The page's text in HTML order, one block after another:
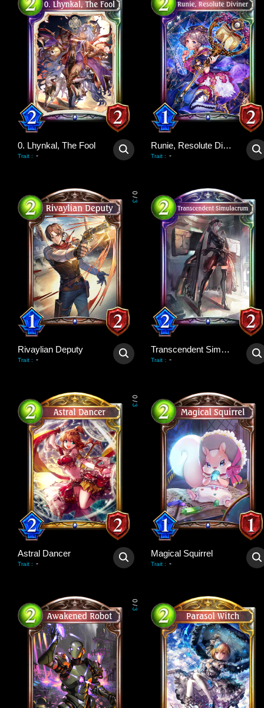
0. Lhynkal, The Fool
Trait : -
Runie, Resolute Diviner
Trait : -
0
/
3
Rivaylian Deputy
Trait : -
Transcendent Simulacrum
Trait : -
0
/
3
Astral Dancer
Trait : -
Magical Squirrel
Trait : -
0
/
3